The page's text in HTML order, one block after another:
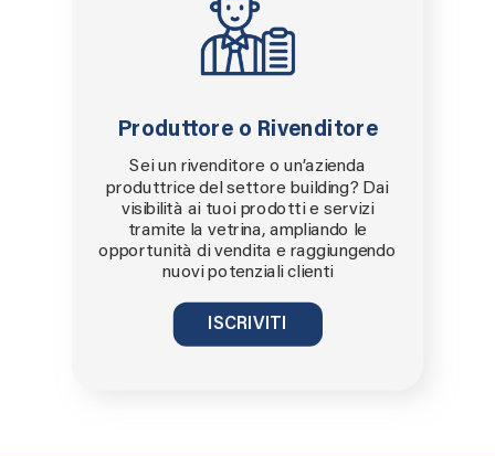
Produttore o Rivenditore
Sei un rivenditore o un’azienda
produttrice del settore building? Dai
visibilità ai tuoi prodotti e servizi
tramite la vetrina, ampliando le
opportunità di vendita e raggiungendo
nuovi potenziali clienti
ISCRIVITI